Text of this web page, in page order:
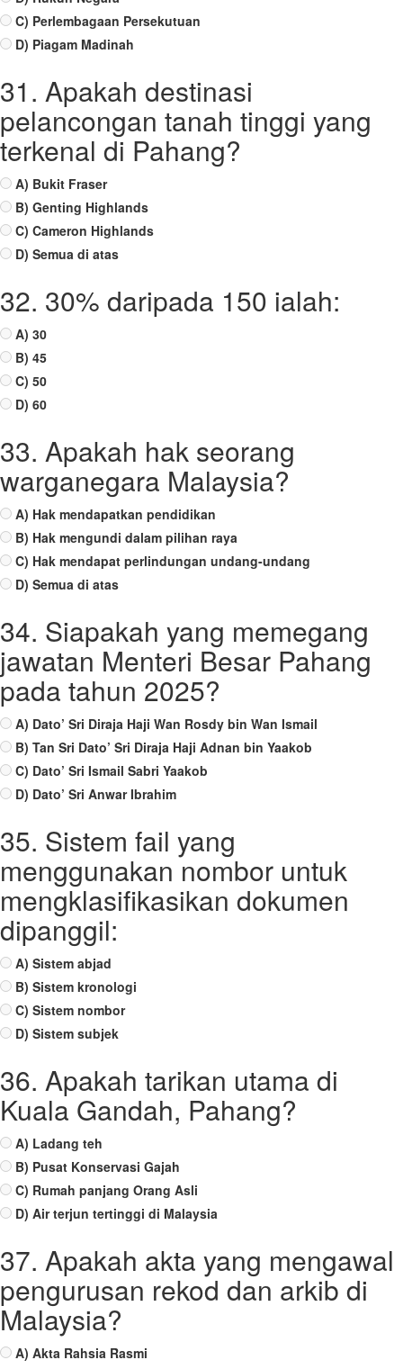
C) Perlembagaan Persekutuan
D) Piagam Madinah
31. Apakah destinasi
pelancongan tanah tinggi yang
terkenal di Pahang?
A) Bukit Fraser
B) Genting Highlands
C) Cameron Highlands
D) Semua di atas
32. 30% daripada 150 ialah:
A) 30
B) 45
C) 50
D) 60
33. Apakah hak seorang
warganegara Malaysia?
A) Hak mendapatkan pendidikan
B) Hak mengundi dalam pilihan raya
C) Hak mendapat perlindungan undang-undang
D) Semua di atas
34. Siapakah yang memegang
jawatan Menteri Besar Pahang
pada tahun 2025?
A) Dato’ Sri Diraja Haji Wan Rosdy bin Wan Ismail
B) Tan Sri Dato’ Sri Diraja Haji Adnan bin Yaakob
C) Dato’ Sri Ismail Sabri Yaakob
D) Dato’ Sri Anwar Ibrahim
35. Sistem fail yang
menggunakan nombor untuk
mengklasifikasikan dokumen
dipanggil:
A) Sistem abjad
B) Sistem kronologi
C) Sistem nombor
D) Sistem subjek
36. Apakah tarikan utama di
Kuala Gandah, Pahang?
A) Ladang teh
B) Pusat Konservasi Gajah
C) Rumah panjang Orang Asli
D) Air terjun tertinggi di Malaysia
37. Apakah akta yang mengawal
pengurusan rekod dan arkib di
Malaysia?
A) Akta Rahsia Rasmi